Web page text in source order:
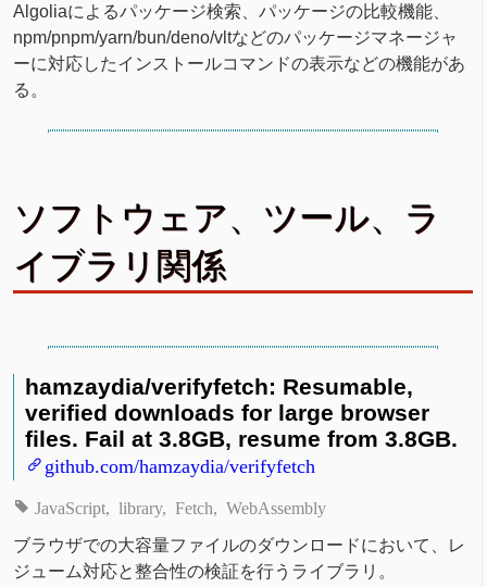
Algoliaによるパッケージ検索、パッケージの比較機能、
npm/pnpm/yarn/bun/deno/vltなどのパッケージマネージャ
ーに対応したインストールコマンドの表示などの機能があ
る。
ソフトウェア、ツール、ラ
イブラリ関係
hamzaydia/verifyfetch: Resumable,
verified downloads for large browser
files. Fail at 3.8GB, resume from 3.8GB.
github.com/hamzaydia/verifyfetch
JavaScript library Fetch WebAssembly
ブラウザでの大容量ファイルのダウンロードにおいて、レ
ジューム対応と整合性の検証を行うライブラリ。